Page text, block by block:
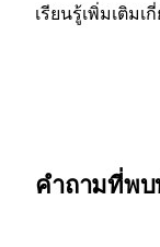
เรียนรู้เพิ่มเติม
คำถามที่พบ